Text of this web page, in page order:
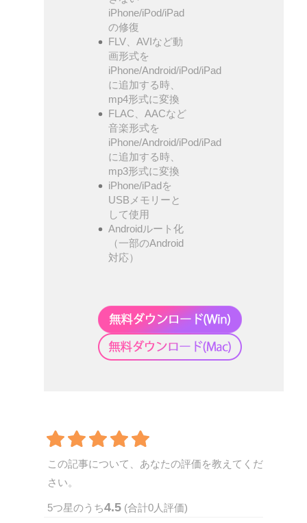
iPhone/iPod/iPad
の修復
FLV、AVIなど動
画形式を
iPhone/Android/iPod/iPad
に追加する時、
mp4形式に変換
FLAC、AACなど
音楽形式を
iPhone/Android/iPod/iPad
に追加する時、
mp3形式に変換
iPhone/iPadを
USBメモリーと
して使用
Androidルート化
（一部のAndroid
対応）
この記事について、あなたの評価を教えてくだ
さい。
5つ星のうち4.5 (合計0 人評価)